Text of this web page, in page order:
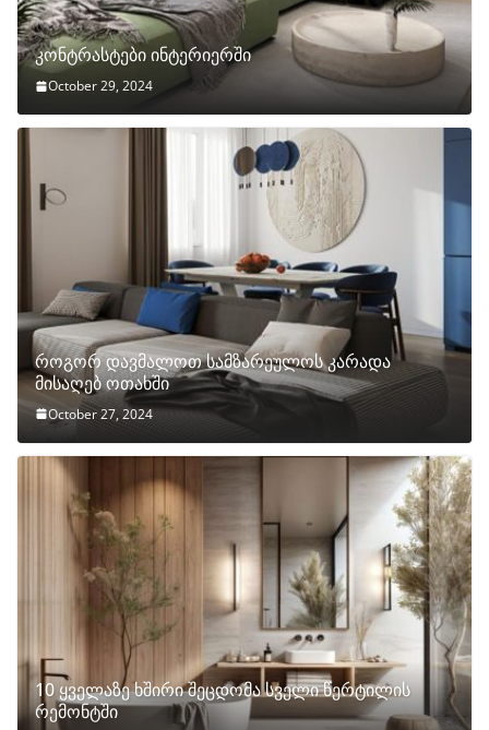
კონტრასტები ინტერიერში
October 29, 2024
როგორ დავმალოთ სამზარეულოს კარადა
მისაღებ ოთახში
October 27, 2024
10 ყველაზე ხშირი შეცდომა სველი წერტილის
რემონტში